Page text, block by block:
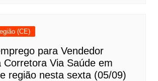
(CE)
para Vendedor
Corretora Via Saúde em
região nesta sexta (05/09)